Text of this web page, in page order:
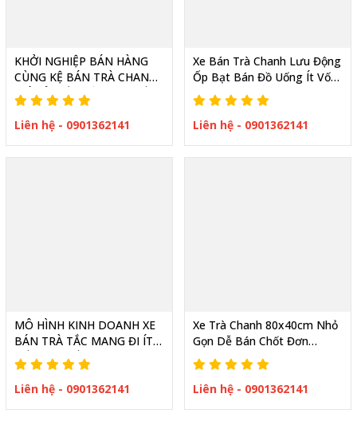
KHỞI NGHIỆP BÁN HÀNG
CÙNG KỆ BÁN TRÀ CHANH
GIÁ RẺ TIẾT KIỆM THU HỒI
VỐN NHANH
Liên hệ - 0901362141
Xe Bán Trà Chanh Lưu Động
Ốp Bạt Bán Đồ Uống Ít Vốn
Nhưng Cực Hút Khách
Liên hệ - 0901362141
MÔ HÌNH KINH DOANH XE
BÁN TRÀ TẮC MANG ĐI ÍT
VỐN THU HỒI NHANH
Liên hệ - 0901362141
Xe Trà Chanh 80x40cm Nhỏ
Gọn Dễ Bán Chốt Đơn
Nhanh Cho Mô Hình Vỉa Hè
Liên hệ - 0901362141